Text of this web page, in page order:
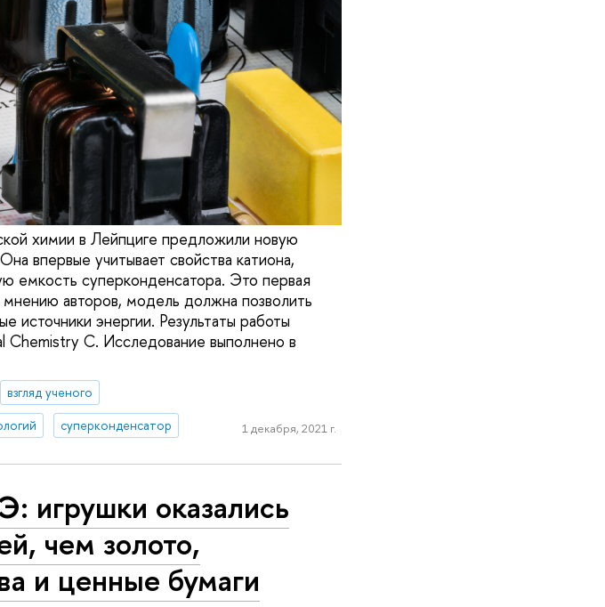
химии в Лейпциге предложили новую
впервые учитывает свойства катиона,
емкость суперконденсатора. Это первая
авторов, модель должна позволить
энергии. Результаты работы
Chemistry C. Исследование выполнено в
взгляд ученого
суперконденсатор 1 декабря, 2021 г.
игрушки оказались
чем золото,
и ценные бумаги